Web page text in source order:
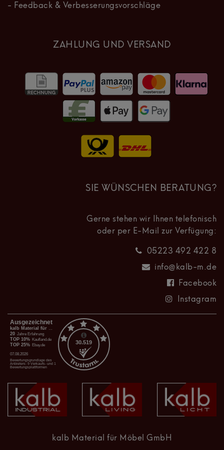
- Feedback & Verbesserungsvorschläge
ZAHLUNG UND VERSAND
SIE WÜNSCHEN BERATUNG?
Gerne stehen wir Ihnen telefonisch
oder per E-Mail zur Verfügung:
05223 492 422 8
info@kalb-m.de
Facebook
Instagram
kalb Material für Möbel GmbH